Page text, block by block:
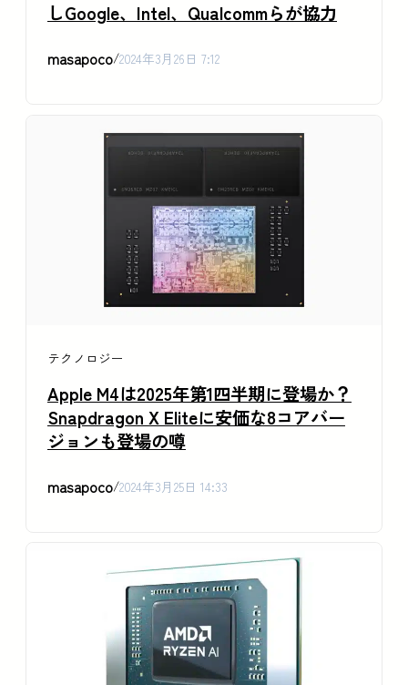
しGoogle、Intel、Qualcommらが協力
masapoco/2024年3月26日 7:12
テクノロジー
Apple M4は2025年第1四半期に登場か？
Snapdragon X Eliteに安価な8コアバー
ジョンも登場の噂
masapoco/2024年3月25日 14:33